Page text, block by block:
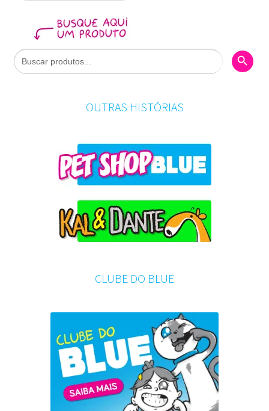
Search
for:
Search
OUTRAS HISTÓRIAS
CLUBE DO BLUE